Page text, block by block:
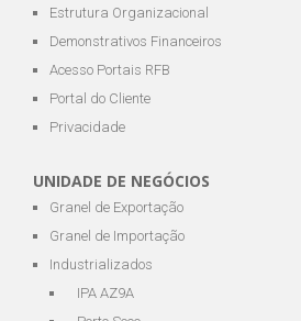
Estrutura Organizacional
Demonstrativos Financeiros
Acesso Portais RFB
Portal do Cliente
Privacidade
UNIDADE DE NEGÓCIOS
Granel de Exportação
Granel de Importação
Industrializados
IPA AZ9A